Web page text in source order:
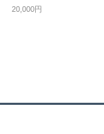
20,000円